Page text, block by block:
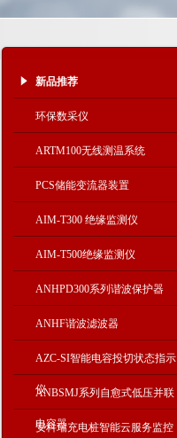
新品推荐
环保数采仪
ARTM100无线测温系统
PCS储能变流器装置
AIM-T300 绝缘监测仪
AIM-T500绝缘监测仪
ANHPD300系列谐波保护器
ANHF谐波滤波器
AZC-SI智能电容投切状态指示
仪
ANBSMJ系列自愈式低压并联
电容器
安科瑞充电桩智能云服务监控